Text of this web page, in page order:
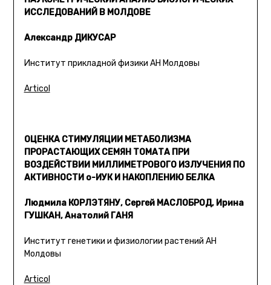
ИССЛЕДОВАНИЙ В МОЛДОВЕ
Александр ДИКУСАР
Институт прикладной физики АН Молдовы
Articol
ОЦЕНКА СТИМУЛЯЦИИ МЕТАБОЛИЗМА
ПРОРАСТАЮЩИХ СЕМЯН ТОМАТА ПРИ
ВОЗДЕЙСТВИИ МИЛЛИМЕТРОВОГО ИЗЛУЧЕНИЯ ПО
АКТИВНОСТИ о-ИУК И НАКОПЛЕНИЮ БЕЛКА
Людмила КОРЛЭТЯНУ, Сергей МАСЛОБРОД, Ирина
ГУШКАН, Анатолий ГАНЯ
Институт генетики и физиологии растений АН
Молдовы
Articol